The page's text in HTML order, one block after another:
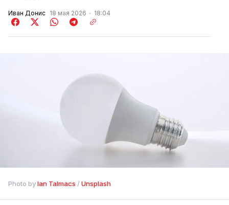
Иван Донис 18 мая 2026 18:04
Photo by Ian Talmacs / Unsplash